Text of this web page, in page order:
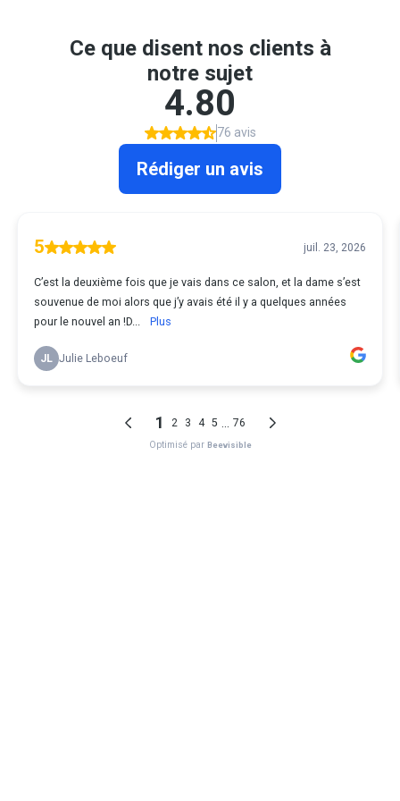
Ce que disent nos clients à
notre sujet
4.80
76 avis
Rédiger un avis
5 juil. 23, 2026
C’est la deuxième fois que je vais dans ce salon, et la dame s’est
souvenue de moi alors que j’y avais été il y a quelques années
pour le nouvel an !D...
Plus
JL Julie Leboeuf
1 2 3 4 5 76
Optimisé par Beevisible